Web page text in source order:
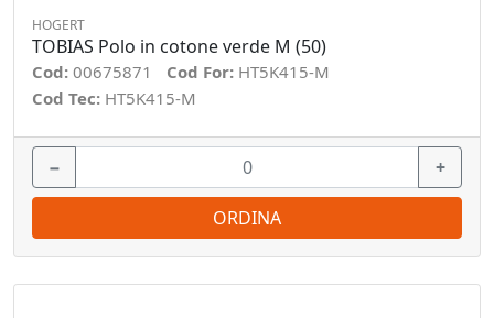
HOGERT
TOBIAS Polo in cotone verde M (50)
Cod: 00675871 Cod For: HT5K415-M
Cod Tec: HT5K415-M
− +
ORDINA